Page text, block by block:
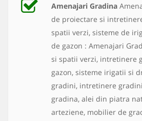
Amenajari Gradina
de proiectare si
spatii verzi, sisteme de
de gazon : Amenajari
si spatii verzi, intretinere
gazon, sisteme irigatii si
gradini, intretinere
gradina, alei din piatra
arteziene, mobilier de